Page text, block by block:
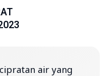
air yang